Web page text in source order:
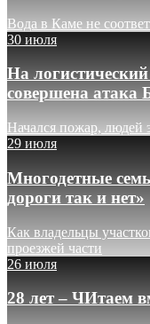
Вода в Каме не
30 июля
На
совершена
Начался пожар, людей
29 июля
Многодетные
дороги так и нет»
Как владельцы
проезжей части
26 июля
28 лет – ЧИтаем